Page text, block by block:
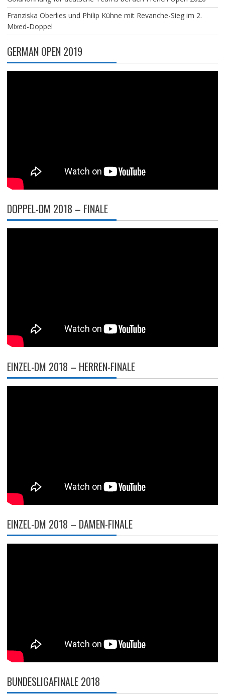
Franziska Oberlies und Philip Kühne mit Revanche-Sieg im 2.
Mixed-Doppel
GERMAN OPEN 2019
DOPPEL-DM 2018 – FINALE
EINZEL-DM 2018 – HERREN-FINALE
EINZEL-DM 2018 – DAMEN-FINALE
BUNDESLIGAFINALE 2018